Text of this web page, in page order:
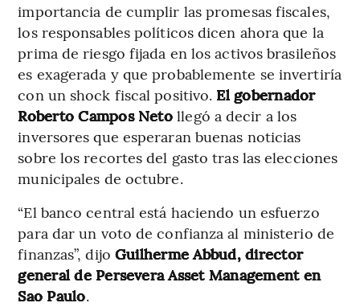
importancia de cumplir las promesas fiscales,
los responsables políticos dicen ahora que la
prima de riesgo fijada en los activos brasileños
es exagerada y que probablemente se invertiría
con un shock fiscal positivo. El gobernador
Roberto Campos Netollegó a decir a los
inversores que esperaran buenas noticias
sobre los recortes del gasto tras las elecciones
municipales de octubre.
“El banco central está haciendo un esfuerzo
para dar un voto de confianza al ministerio de
finanzas”, dijo Guilherme Abbud, director
general de Persevera Asset Management en
Sao Paulo.